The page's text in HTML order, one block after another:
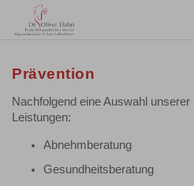
Prävention
Nachfolgend eine Auswahl
Leistungen:
Abnehmberatung
Gesundheitsberatung